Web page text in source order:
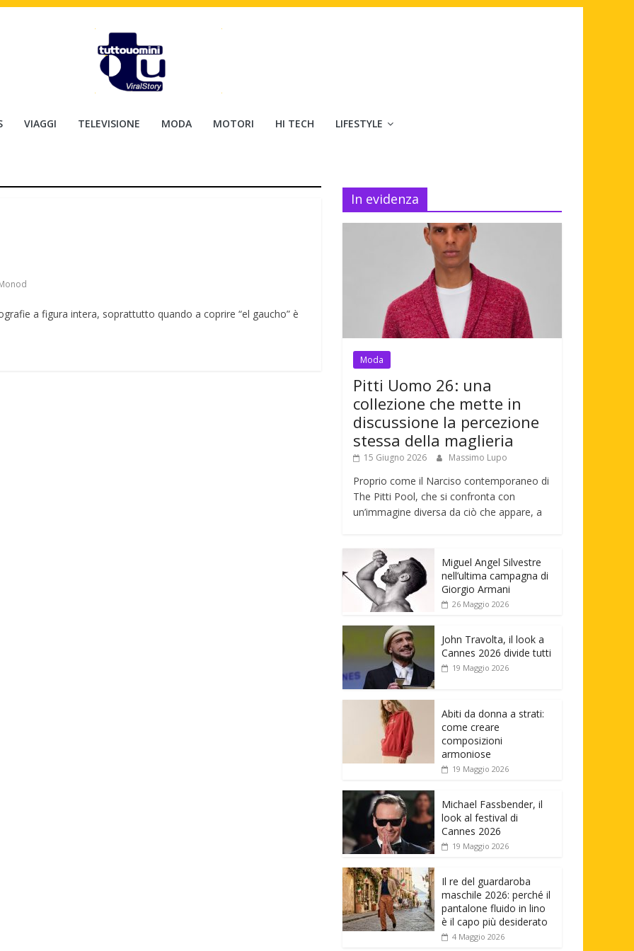
VIAGGI TELEVISIONE MODA MOTORI HI TECH LIFESTYLE
a figura intera, soprattutto quando a coprire “el gaucho” è
In evidenza
Moda
Pitti Uomo 26: una
collezione che mette in
discussione la percezione
stessa della maglieria
15 Giugno 2026 Massimo Lupo
Proprio come il Narciso contemporaneo di
The Pitti Pool, che si confronta con
un’immagine diversa da ciò che appare, a
Miguel Angel Silvestre
nell’ultima campagna di
Giorgio Armani
26 Maggio 2026
John Travolta, il look a
Cannes 2026 divide tutti
19 Maggio 2026
Abiti da donna a strati:
come creare
composizioni
armoniose
19 Maggio 2026
Michael Fassbender, il
look al festival di
Cannes 2026
19 Maggio 2026
Il re del guardaroba
maschile 2026: perché il
pantalone fluido in lino
è il capo più desiderato
4 Maggio 2026